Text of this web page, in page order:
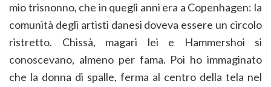
mio trisnonno, che in quegli anni era a Copenhagen: la
comunità degli artisti danesi doveva essere un circolo
ristretto. Chissà, magari lei e Hammershoi si
conoscevano, almeno per fama. Poi ho immaginato
che la donna di spalle, ferma al centro della tela nel